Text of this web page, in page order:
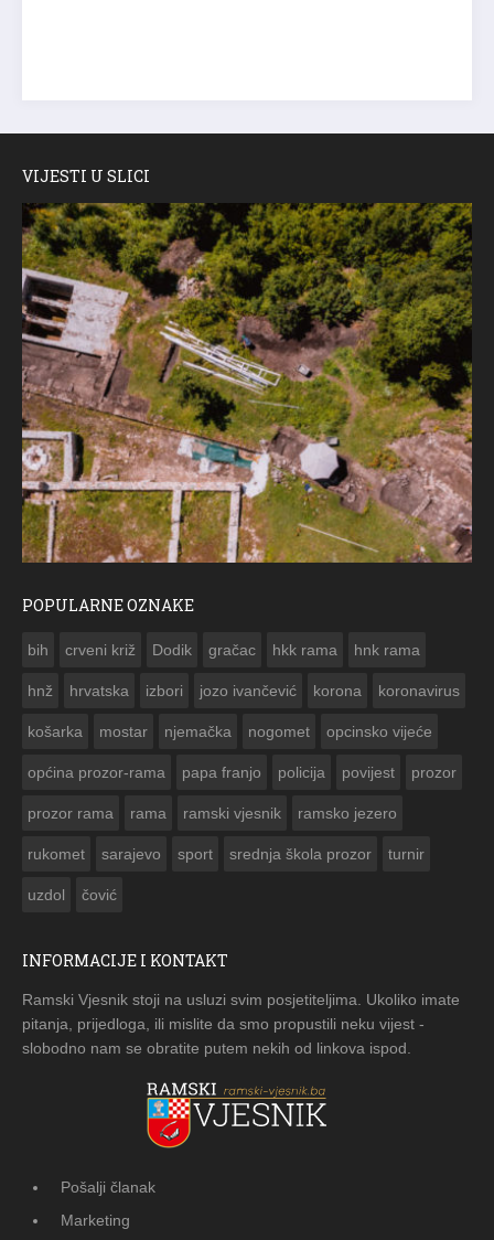
VIJESTI U SLICI
POPULARNE OZNAKE
bih crveni križ Dodik gračac hkk rama hnk rama
hnž hrvatska izbori jozo ivančević korona koronavirus
košarka mostar njemačka nogomet opcinsko vijeće
općina prozor-rama papa franjo policija povijest prozor
prozor rama rama ramski vjesnik ramsko jezero
rukomet sarajevo sport srednja škola prozor turnir
uzdol čović
INFORMACIJE I KONTAKT
Ramski Vjesnik stoji na usluzi svim posjetiteljima. Ukoliko imate
pitanja, prijedloga, ili mislite da smo propustili neku vijest -
slobodno nam se obratite putem nekih od linkova ispod.
Pošalji članak
Marketing